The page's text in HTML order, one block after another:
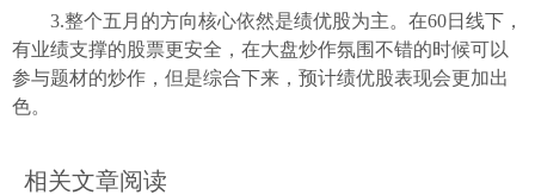
3.整个五月的方向核心依然是绩优股为主。在60日线下，
有业绩支撑的股票更安全，在大盘炒作氛围不错的时候可以
参与题材的炒作，但是综合下来，预计绩优股表现会更加出
色。
相关文章阅读